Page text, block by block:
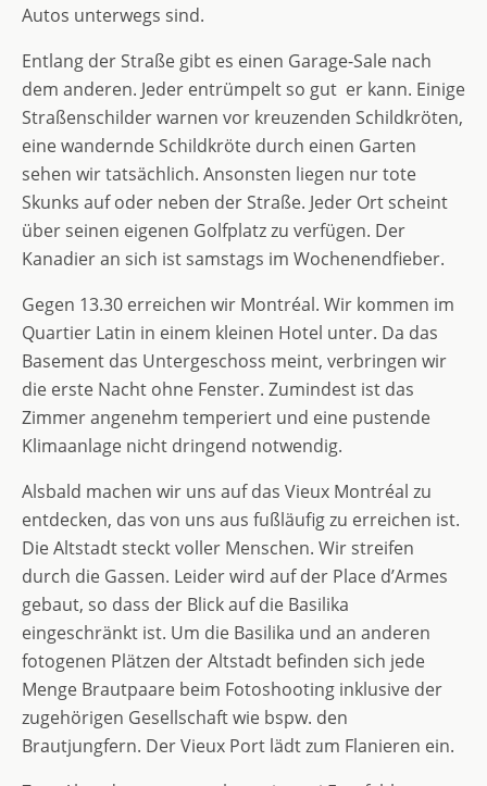
Autos unterwegs sind.
Entlang der Straße gibt es einen Garage-Sale nach
dem anderen. Jeder entrümpelt so gut er kann. Einige
Straßenschilder warnen vor kreuzenden Schildkröten,
eine wandernde Schildkröte durch einen Garten
sehen wir tatsächlich. Ansonsten liegen nur tote
Skunks auf oder neben der Straße. Jeder Ort scheint
über seinen eigenen Golfplatz zu verfügen. Der
Kanadier an sich ist samstags im Wochenendfieber.
Gegen 13.30 erreichen wir Montréal. Wir kommen im
Quartier Latin in einem kleinen Hotel unter. Da das
Basement das Untergeschoss meint, verbringen wir
die erste Nacht ohne Fenster. Zumindest ist das
Zimmer angenehm temperiert und eine pustende
Klimaanlage nicht dringend notwendig.
Alsbald machen wir uns auf das Vieux Montréal zu
entdecken, das von uns aus fußläufig zu erreichen ist.
Die Altstadt steckt voller Menschen. Wir streifen
durch die Gassen. Leider wird auf der Place d’Armes
gebaut, so dass der Blick auf die Basilika
eingeschränkt ist. Um die Basilika und an anderen
fotogenen Plätzen der Altstadt befinden sich jede
Menge Brautpaare beim Fotoshooting inklusive der
zugehörigen Gesellschaft wie bspw. den
Brautjungfern. Der Vieux Port lädt zum Flanieren ein.